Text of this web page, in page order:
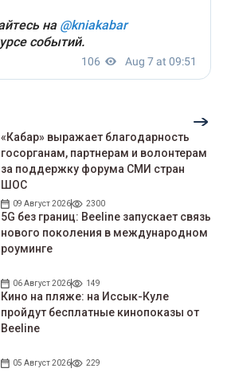
«Кабар» выражает благодарность
госорганам, партнерам и волонтерам
за поддержку форума СМИ стран
ШОС
09 Август 2026 2300
5G без границ: Beeline запускает связь
нового поколения в международном
роуминге
06 Август 2026 149
Кино на пляже: на Иссык-Куле
пройдут беcплатные кинопоказы от
Beeline
05 Август 2026 229